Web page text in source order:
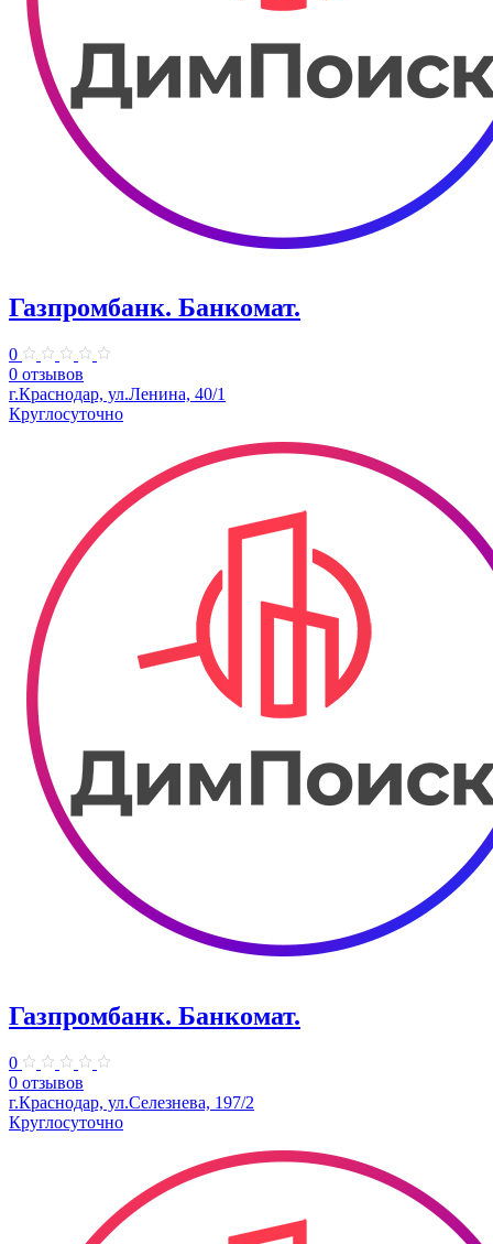
Газпромбанк. Банкомат.
0
0 отзывов
г.Краснодар, ул.Ленина, 40/1
Круглосуточно
Газпромбанк. Банкомат.
0
0 отзывов
г.Краснодар, ул.Селезнева, 197/2
Круглосуточно